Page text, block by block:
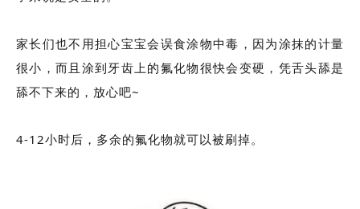
家长们也不用担心宝宝会误食涂物中毒，因为涂抹的计量
很小，而且涂到牙齿上的氟化物很快会变硬，凭舌头舔是
舔不下来的，放心吧~
4-12小时后，多余的氟化物就可以被刷掉。